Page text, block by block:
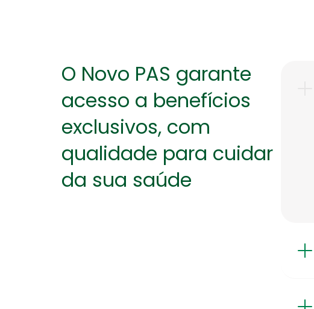
O Novo PAS garante
acesso a benefícios
exclusivos, com
qualidade para cuidar
da sua saúde